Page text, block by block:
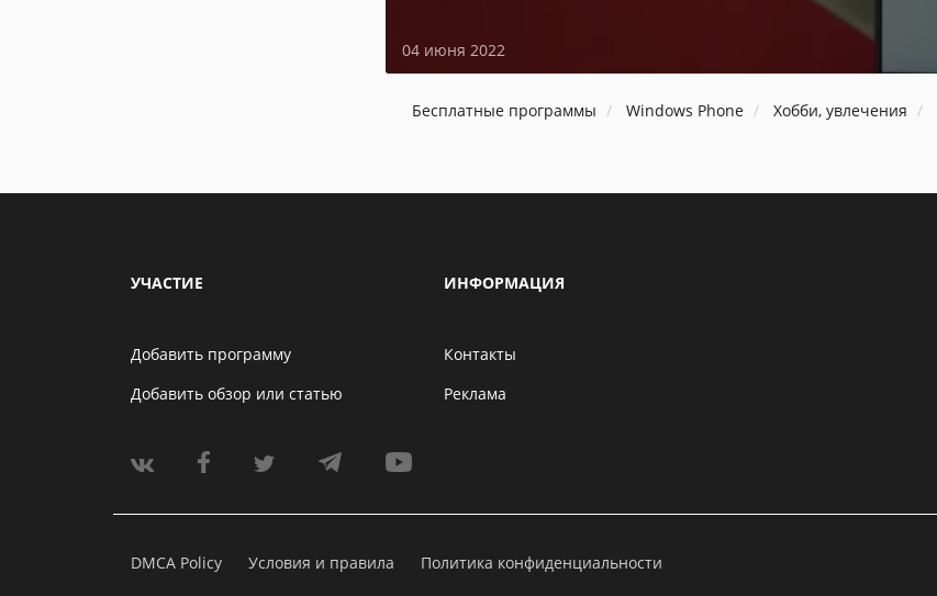
04 июня 2022
Бесплатные программы Windows Phone Хобби, увлечения
УЧАСТИЕ
Добавить программу
Добавить обзор или статью
ИНФОРМАЦИЯ
Контакты
Реклама
DMCA Policy Условия и правила
Политика конфиденциальности